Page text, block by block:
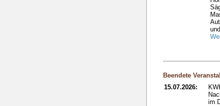
Beendete
15.07.2026:
im